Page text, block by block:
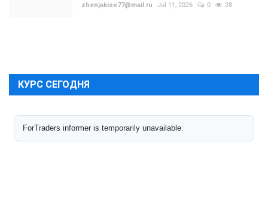
zhenjakise77@mail.ru Jul 11, 2026 0 28
КУРС СЕГОДНЯ